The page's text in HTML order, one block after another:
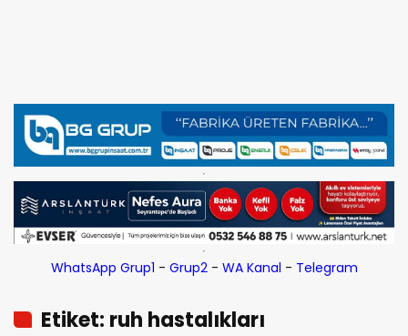
WhatsApp Grup1 - Grup2- WA Kanal - Telegram
Etiket: ruh hastalıkları